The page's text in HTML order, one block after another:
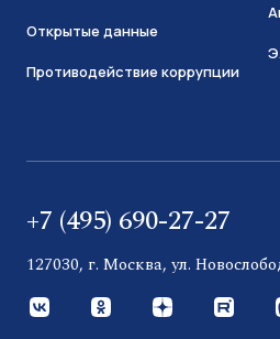
Открытые данные
Противодействие коррупции
+7 (495) 690-27-27
127030, г. Москва, ул.